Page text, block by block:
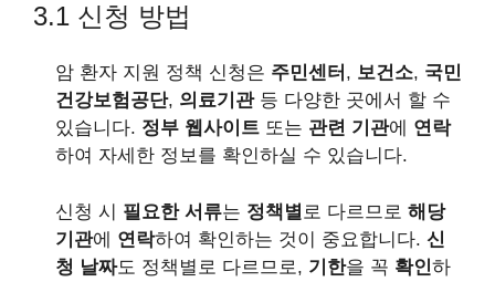
3.1 신청 방법
암 환자 지원 정책 신청은 주민센터 , 보건소, 국민
건강보험공단, 의료기관등 다양한 곳에서 할 수
있습니다. 정부 웹사이트 또는 관련 기관에 연락
하여 자세한 정보를 확인하실 수 있습니다.
신청 시 필요한 서류는 정책별 로 다르므로 해당
기관에 연락하여 확인하는 것이 중요합니다. 신
청 날짜도 정책별로 다르므로, 기한을 꼭 확인하